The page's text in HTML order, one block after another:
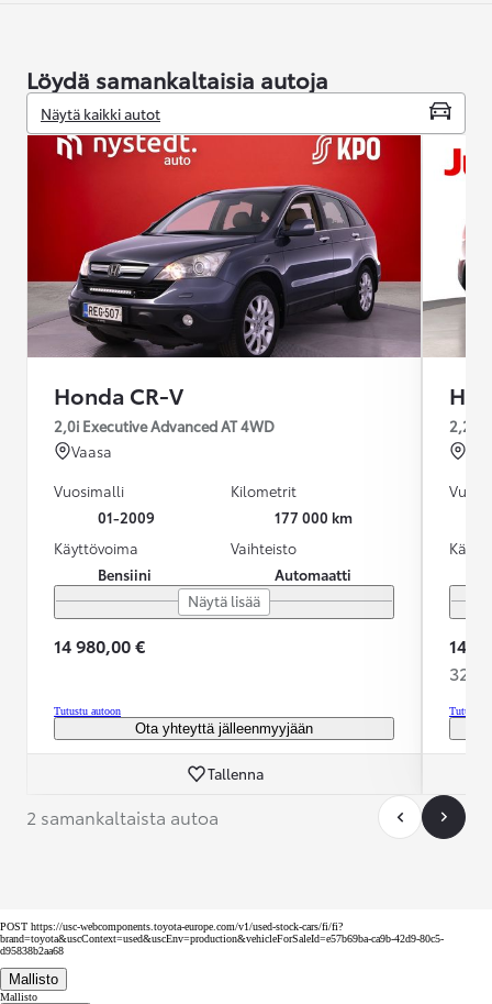
Löydä samankaltaisia autoja
Näytä kaikki autot
Honda CR-V
2,0i Executive Advanced AT 4WD
Vaasa
Vuosimalli
01-2009
Kilometrit
177 000 km
Käyttövoima
Bensiini
Vaihteisto
Automaatti
Näytä lisää
14 980,00 €
Tutustu autoon
Ota yhteyttä jälleenmyyjään
Tallenna
2,2 i-
14
Tutustu
2 samankaltaista autoa
POST https://usc-webcomponents.toyota-europe.com/v1/used-stock-cars/fi/fi?
brand=toyota&uscContext=used&uscEnv=production&vehicleForSaleId=e57b69ba-ca9b-42d9-80c5-
d95838b2aa68
Mallisto
Mallisto